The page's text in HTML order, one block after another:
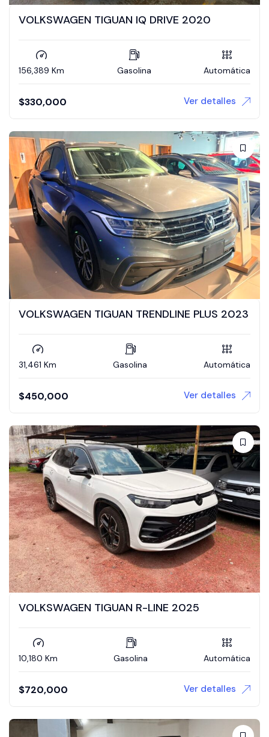
VOLKSWAGEN TIGUAN IQ DRIVE 2020
156,389 Km Gasolina Automática
$330,000 Ver detalles
VOLKSWAGEN TIGUAN TRENDLINE PLUS 2023
31,461 Km Gasolina Automática
$450,000 Ver detalles
VOLKSWAGEN TIGUAN R-LINE 2025
10,180 Km Gasolina Automática
$720,000 Ver detalles